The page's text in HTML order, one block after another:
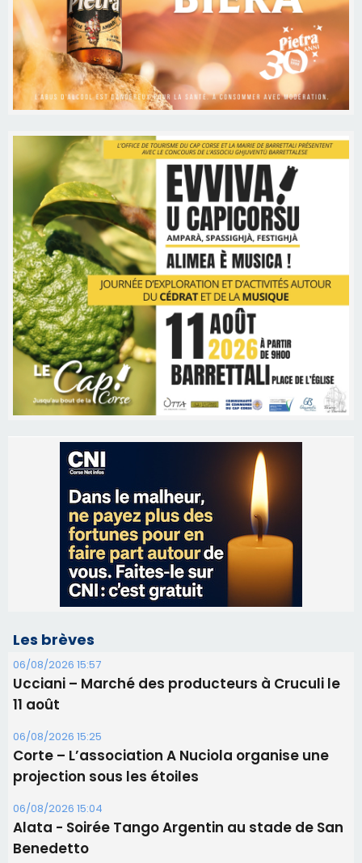
Les brèves
06/08/2026 15:57
Ucciani – Marché des producteurs à Cruculi le
06/08/2026 15:25
Corte – L’association A Nuciola organise une
06/08/2026 15:04
Alata - Soirée Tango Argentin au stade de San
Benedetto
05/08/2026 09:53
Biguglia : messe de la Sainte-Marie et
procession le 14 août
31/07/2026 08:24
Tennis - Début ce week-end du tournoi du
RCPV